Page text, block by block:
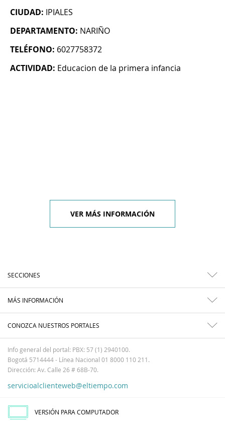
CIUDAD: IPIALES
DEPARTAMENTO: NARIÑO
TELÉFONO: 6027758372
ACTIVIDAD: Educacion de la primera infancia
VER MÁS INFORMACIÓN
SECCIONES
MÁS INFORMACIÓN
CONOZCA NUESTROS PORTALES
Info general del portal: PBX: 57 (1) 2940100.
Bogotá 5714444 - Línea Nacional 01 8000 110 211.
Dirección: Av. Calle 26 # 68B-70.
servicioalclienteweb@eltiempo.com
VERSIÓN PARA COMPUTADOR